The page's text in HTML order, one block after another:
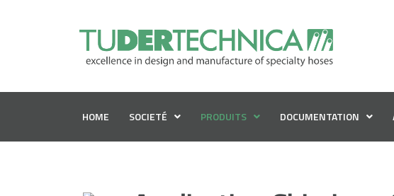
HOME SOCIETÉ PRODUITS DOCUMENTATION